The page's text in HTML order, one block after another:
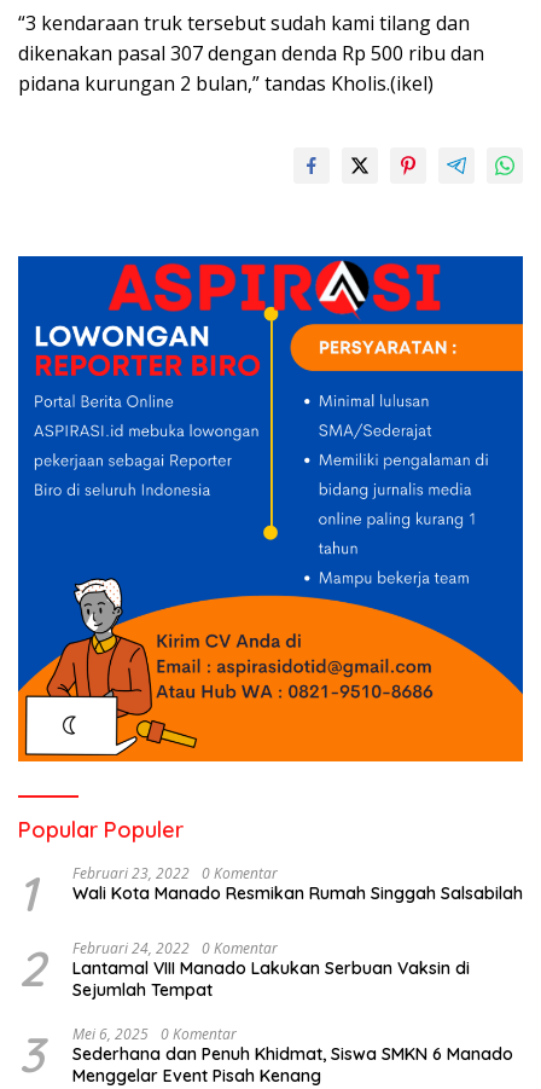
“3 kendaraan truk tersebut sudah kami tilang dan
dikenakan pasal 307 dengan denda Rp 500 ribu dan
pidana kurungan 2 bulan,” tandas Kholis.(ikel)
Popular Populer
1 Februari 23, 2022 0 Komentar
Wali Kota Manado Resmikan Rumah Singgah Salsabilah
2 Februari 24, 2022 0 Komentar
Lantamal VIII Manado Lakukan Serbuan Vaksin di
Sejumlah Tempat
3 Mei 6, 2025 0 Komentar
Sederhana dan Penuh Khidmat, Siswa SMKN 6 Manado
Menggelar Event Pisah Kenang